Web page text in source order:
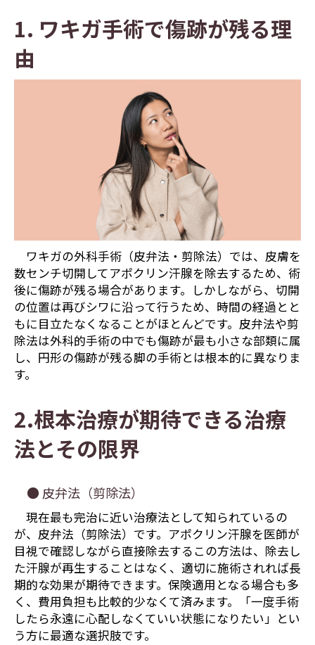
1. ワキガ手術で傷跡が残る理
由
ワキガの外科手術（皮弁法・剪除法）では、皮膚を
数センチ切開してアポクリン汗腺を除去するため、術
後に傷跡が残る場合があります。しかしながら、切開
の位置は再びシワに沿って行うため、時間の経過とと
もに目立たなくなることがほとんどです。皮弁法や剪
除法は外科的手術の中でも傷跡が最も小さな部類に属
し、円形の傷跡が残る脚の手術とは根本的に異なりま
す。
2.根本治療が期待できる治療
法とその限界
● 皮弁法（剪除法）
現在最も完治に近い治療法として知られているの
が、皮弁法（剪除法）です。アポクリン汗腺を医師が
目視で確認しながら直接除去するこの方法は、除去し
た汗腺が再生することはなく、適切に施術されれば長
期的な効果が期待できます。保険適用となる場合も多
く、費用負担も比較的少なくて済みます。「一度手術
したら永遠に心配しなくていい状態になりたい」とい
う方に最適な選択肢です。